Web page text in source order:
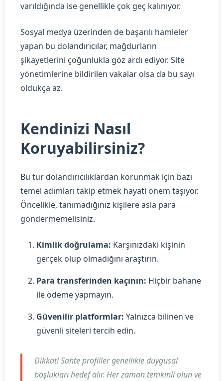
varıldığında ise genellikle çok geç kalınıyor.
Sosyal medya üzerinden de başarılı hamleler
yapan bu dolandırıcılar, mağdurların
şikayetlerini çoğunlukla göz ardı ediyor. Site
yönetimlerine bildirilen vakalar olsa da bu sayı
oldukça az.
Kendinizi Nasıl
Koruyabilirsiniz?
Bu tür dolandırıcılıklardan korunmak için bazı
temel adımları takip etmek hayati önem taşıyor.
Öncelikle, tanımadığınız kişilere asla para
göndermemelisiniz.
Kimlik doğrulama: Karşınızdaki kişinin
gerçek olup olmadığını araştırın.
Para transferinden kaçının: Hiçbir bahane
ile ödeme yapmayın.
Güvenilir platformlar: Yalnızca bilinen ve
güvenli siteleri tercih edin.
Dikkat!Sahte profiller genellikle duygusal
boşlukları hedef alır. Her zaman temkinli olun ve